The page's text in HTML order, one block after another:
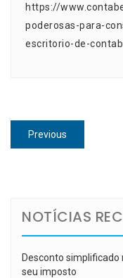
https://
poderosas-para-
escritorio-de-
Navegação
de
Previous
post:
NOTÍCIAS
Desconto simplificado
seu imposto